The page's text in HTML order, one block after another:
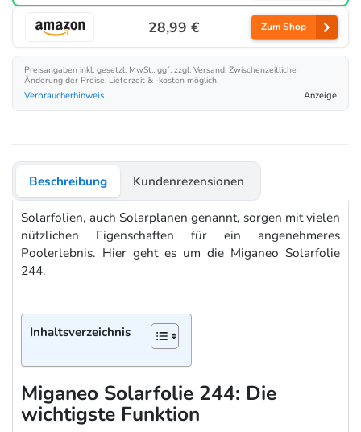
28,99 € Zum Shop
Preisangaben inkl. gesetzl. MwSt., ggf. zzgl. Versand. Zwischenzeitliche
Änderung der Preise, Lieferzeit & -kosten möglich.
Verbraucherhinweis
Anzeige
Beschreibung Kundenrezensionen
Solarfolien, auch Solarplanen genannt, sorgen mit vielen
nützlichen Eigenschaften für ein angenehmeres
Poolerlebnis. Hier geht es um die Miganeo Solarfolie
244.
Inhaltsverzeichnis
Miganeo Solarfolie 244: Die
wichtigste Funktion